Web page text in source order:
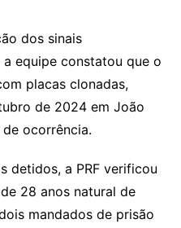
dos sinais
equipe constatou que o
placas clonadas,
de 2024 em João
ocorrência.
detidos, a PRF verificou
28 anos natural de
mandados de prisão